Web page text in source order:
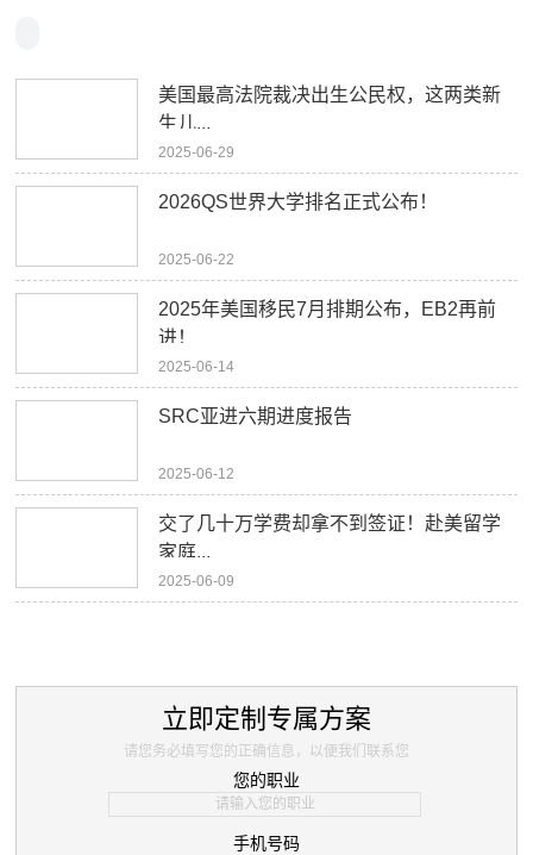
美国最高法院裁决出生公民权，这两类新
生儿...
2025-06-29
2026QS世界大学排名正式公布！
2025-06-22
2025年美国移民7月排期公布，EB2再前
进！
2025-06-14
SRC亚进六期进度报告
2025-06-12
交了几十万学费却拿不到签证！赴美留学
家庭...
2025-06-09
立即定制专属方案
请您务必填写您的正确信息，以便我们联系您
您的职业
手机号码